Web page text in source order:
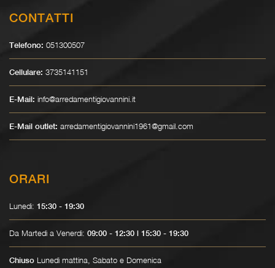
CONTATTI
Telefono: 051300507
Cellulare: 3735141151
E-Mail: info@arredamentigiovannini.it
E-Mail outlet: arredamentigiovannini1961@gmail.com
ORARI
Lunedì: 15:30 - 19:30
Da Martedì a Venerdì: 09:00 - 12:30 | 15:30 - 19:30
Chiuso Lunedì mattina, Sabato e Domenica